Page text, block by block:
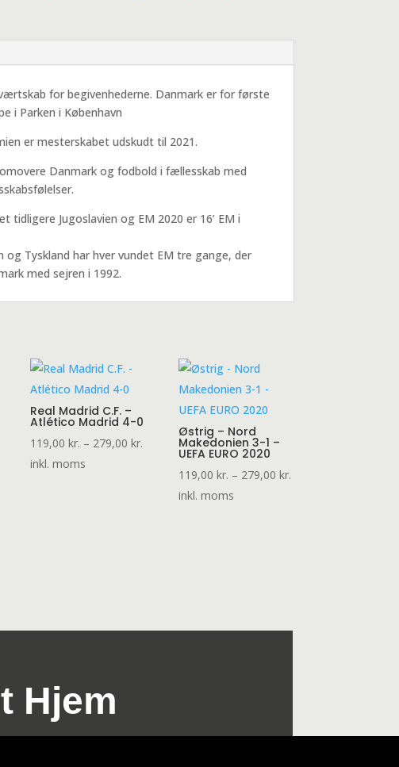
for begivenhederne. Danmark er for første
i Parken i København
er mesterskabet udskudt til 2021.
Danmark og fodbold i fællesskab med
Jugoslavien og EM 2020 er 16’ EM i
Tyskland har hver vundet EM tre gange, der
med sejren i 1992.
Prisinterval:
119,00 kr.
Real Madrid C.F. –
Atlético Madrid 4-0
119,00kr. – 279,00kr. Prisinterval:
279,00 kr.
inkl. moms
Østrig – Nord
Makedonien 3-1 –
UEFA EURO 2020
119,00kr. – 279,00kr.
inkl. moms
Hjem